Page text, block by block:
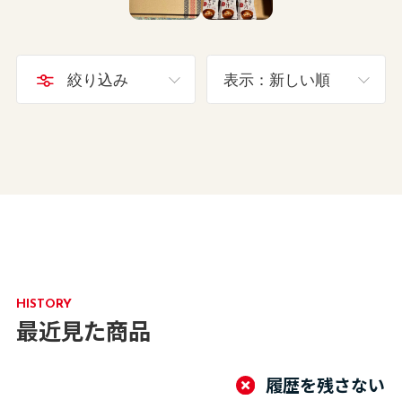
絞り込み 表示：新しい順
HISTORY
最近見た商品
履歴を残さない